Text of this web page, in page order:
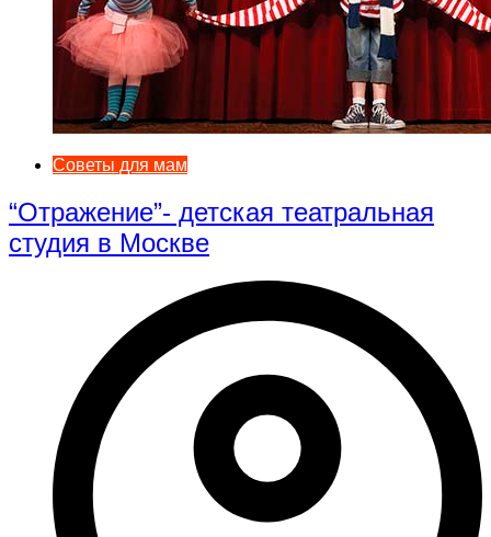
Советы для мам
“Отражение”- детская театральная
студия в Москве